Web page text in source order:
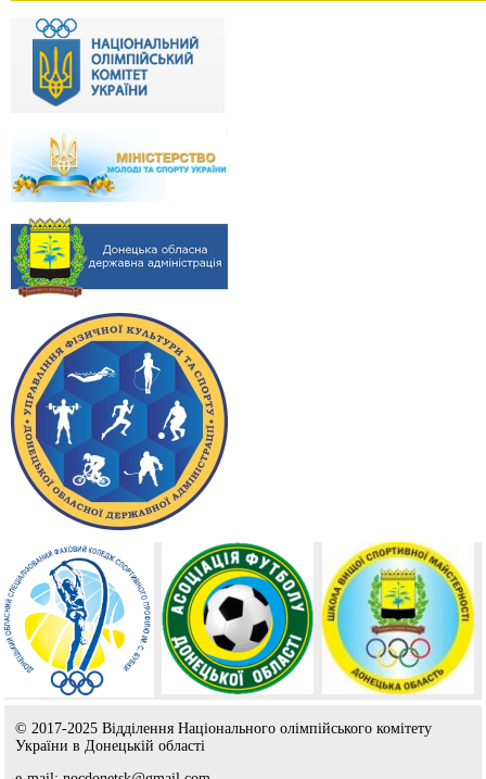
© 2017-2025 Відділення Національного олімпійського комітету
України в Донецькій області